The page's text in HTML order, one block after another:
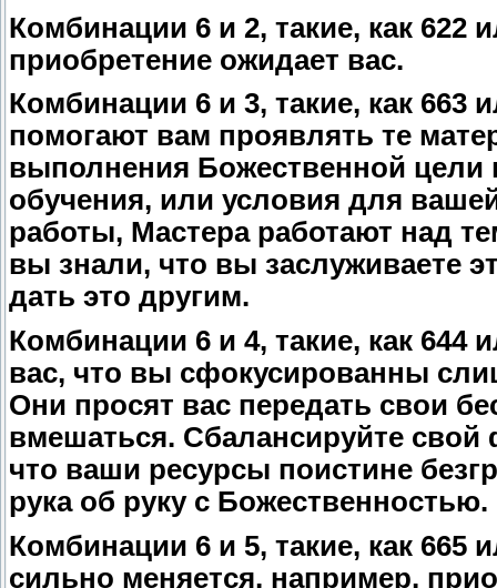
Комбинации 6 и 2, такие, как 622
приобретение ожидает вас.
Комбинации 6 и 3, такие, как
помогают вам проявлять те
выполнения Божественной цели
обучения, или условия для
работы, Мастера работают над
вы знали, что вы заслуживаете
дать это другим.
Комбинации 6 и 4, такие, как
вас, что вы сфокусированны
Они просят вас передать свои
вмешаться. Сбалансируйте свой
что ваши ресурсы поистине
рука об руку с Божественностью.
Комбинации 6 и 5, такие, как 665
сильно меняется, например,